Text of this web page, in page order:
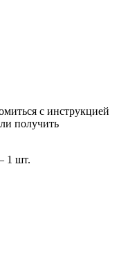
с инструкцией
получить
1 шт.